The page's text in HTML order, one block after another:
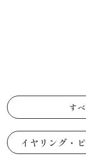
す
イヤリング・